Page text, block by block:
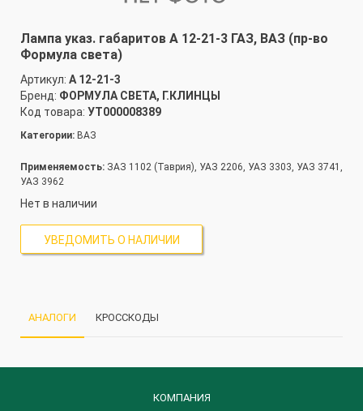
Лампа указ. габаритов А 12-21-3 ГАЗ, ВАЗ (пр-во
Формула света)
Артикул: А 12-21-3
Бренд: ФОРМУЛА СВЕТА, Г.КЛИНЦЫ
Код товара: УТ000008389
Категории: ВАЗ
Применяемость: ЗАЗ 1102 (Таврия), УАЗ 2206, УАЗ 3303, УАЗ 3741,
УАЗ 3962
Нет в наличии
УВЕДОМИТЬ О НАЛИЧИИ
АНАЛОГИ КРОССКОДЫ
КОМПАНИЯ